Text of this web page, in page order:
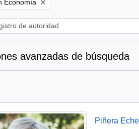
Economía
avanzadas de búsqueda
Piñera